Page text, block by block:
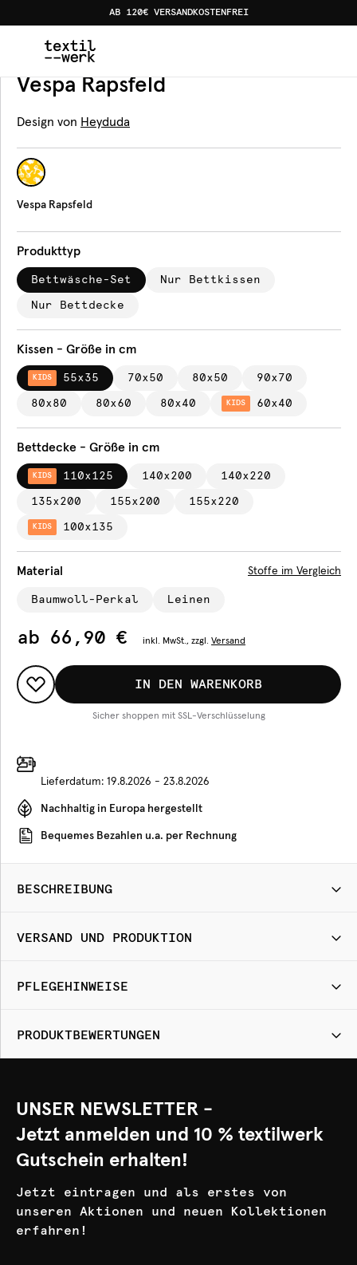
AB 120€ VERSANDKOSTENFREI
Produkte Bettwäsche Vespa Rapsfeld
Bettwäsche
Vespa Rapsfeld
Design von Heyduda
Vespa Rapsfeld
Produkttyp
Bettwäsche-Set Nur Bettkissen
Nur Bettdecke
Kissen - Größe in cm
KIDS 55x35 70x50 80x50 90x70
80x80 80x60 80x40 KIDS 60x40
Bettdecke - Größe in cm
KIDS 110x125 140x200 140x220
135x200 155x200 155x220
KIDS 100x135
Material Stoffe im Vergleich
Baumwoll-Perkal Leinen
ab 66,90 € inkl. MwSt., zzgl. Versand
IN DEN WARENKORB
Sicher shoppen mit SSL-Verschlüsselung
Lieferdatum: 19.8.2026 - 23.8.2026
Nachhaltig in Europa hergestellt
Bequemes Bezahlen u.a. per Rechnung
BESCHREIBUNG
VERSAND UND PRODUKTION
PFLEGEHINWEISE
PRODUKTBEWERTUNGEN
UNSER NEWSLETTER -
Jetzt anmelden und 10 % textilwerk
Gutschein erhalten!
Jetzt eintragen und als erstes von
unseren Aktionen und neuen Kollektionen
erfahren!